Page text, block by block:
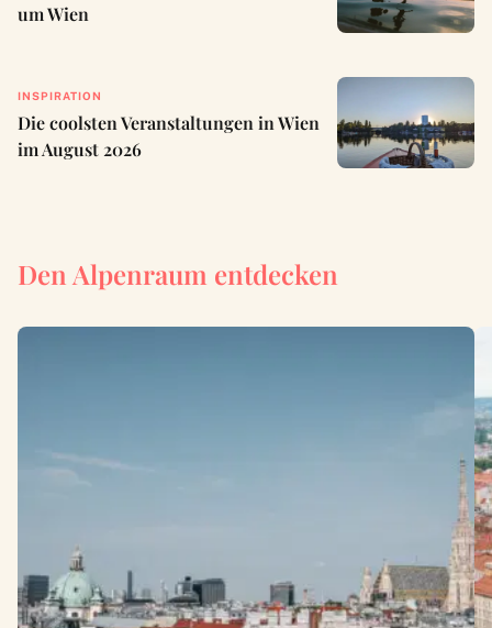
um Wien
INSPIRATION
Die coolsten Veranstaltungen in Wien
im August 2026
Den Alpenraum entdecken